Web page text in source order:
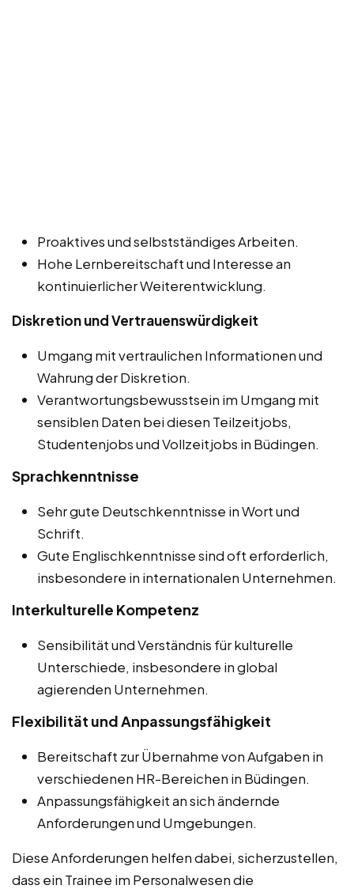
Proaktives und selbstständiges Arbeiten.
Hohe Lernbereitschaft und Interesse an
kontinuierlicher Weiterentwicklung.
Diskretion und Vertrauenswürdigkeit
Umgang mit vertraulichen Informationen und
Wahrung der Diskretion.
Verantwortungsbewusstsein im Umgang mit
sensiblen Daten bei diesen Teilzeitjobs,
Studentenjobs und Vollzeitjobs in Büdingen.
Sprachkenntnisse
Sehr gute Deutschkenntnisse in Wort und
Schrift.
Gute Englischkenntnisse sind oft erforderlich,
insbesondere in internationalen Unternehmen.
Interkulturelle Kompetenz
Sensibilität und Verständnis für kulturelle
Unterschiede, insbesondere in global
agierenden Unternehmen.
Flexibilität und Anpassungsfähigkeit
Bereitschaft zur Übernahme von Aufgaben in
verschiedenen HR-Bereichen in Büdingen.
Anpassungsfähigkeit an sich ändernde
Anforderungen und Umgebungen.
Diese Anforderungen helfen dabei, sicherzustellen,
dass ein Trainee im Personalwesen die